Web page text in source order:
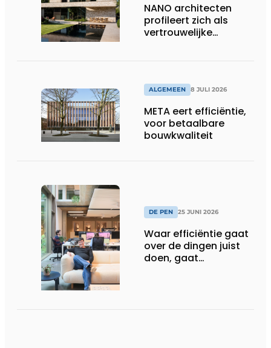
NANO architecten
profileert zich als
vertrouwelijke
ALGEMEEN 8 JULI 2026
META eert efficiëntie,
voor betaalbare
bouwkwaliteit
DE PEN 25 JUNI 2026
Waar efficiëntie gaat
over de dingen juist
doen, gaat